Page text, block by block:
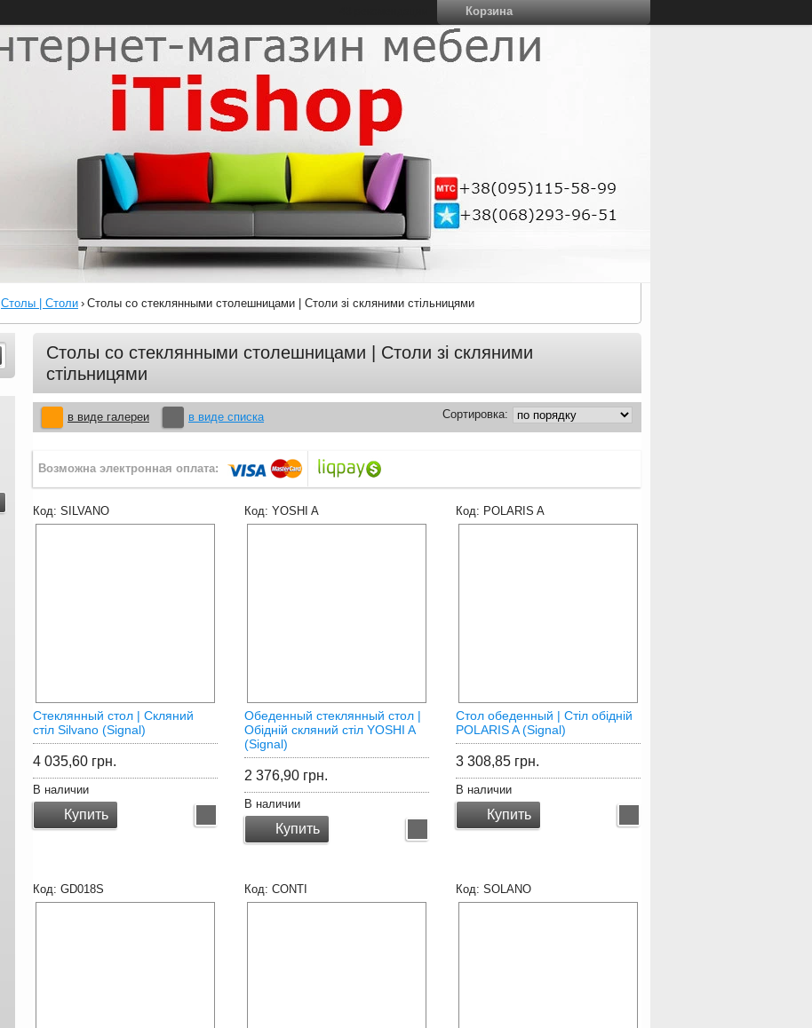
Корзина
Столы | Столи › Столы со стеклянными столешницами | Столи зі скляними стільницями
Столы со стеклянными столешницами | Столи зі скляними
стільницями
в виде галереи в виде списка
SILVANO
Стеклянный стол | Скляний
стіл Silvano (Signal)
4 035,60 грн.
В наличии
Купить
YOSHI A
Обеденный стеклянный стол |
Обідній скляний стіл YOSHI A
(Signal)
2 376,90 грн.
В наличии
Купить
POLARIS A
Стол обеденный | Стіл обідній
POLARIS A (Signal)
3 308,85 грн.
В наличии
Купить
GD018S CONTI SOLANO